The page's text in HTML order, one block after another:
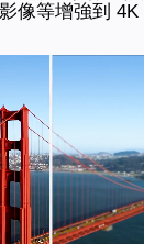
像等增強到 4K